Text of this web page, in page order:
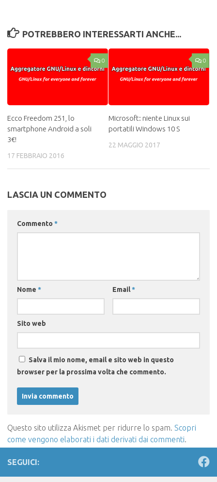
POTREBBERO INTERESSARTI ANCHE...
0
Ecco Freedom 251, lo
smartphone Android a soli
3€!
17 FEBBRAIO 2016
0
Microsoft: niente Linux sui
portatili Windows 10 S
22 MAGGIO 2017
LASCIA UN COMMENTO
Commento *
Nome * Email*
Sito web
Salva il mio nome, email e sito web in questo
browser per la prossima volta che commento.
Questo sito utilizza Akismet per ridurre lo spam. Scopri
come vengono elaborati i dati derivati dai commenti.
SEGUICI: